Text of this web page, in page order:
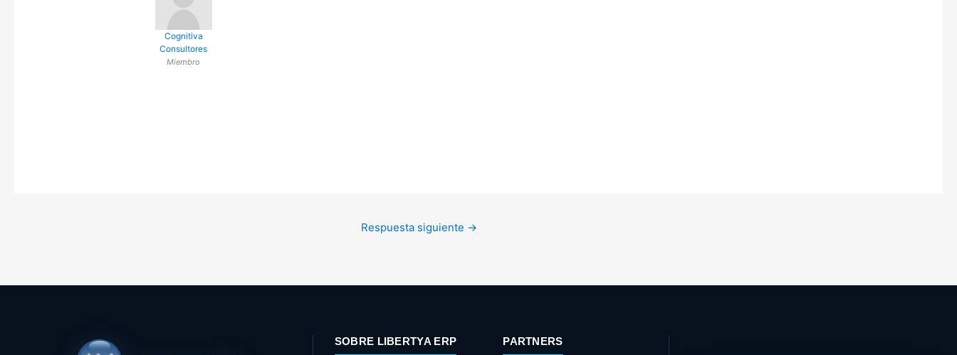
Cognitiva
Consultores
Miembro
Respuesta siguiente →
SOBRE LIBERTYA ERP PARTNERS